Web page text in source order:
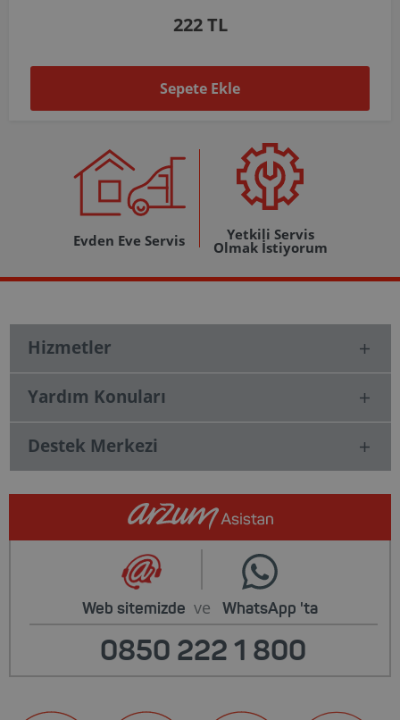
1.037 TL
Sepete Ekle
Evden Eve Servis Yetkili Servis
Olmak İstiyorum
Hizmetler
Yardım Konuları
Destek Merkezi
Web sitemizde ve WhatsApp 'ta
0850 222 1 800